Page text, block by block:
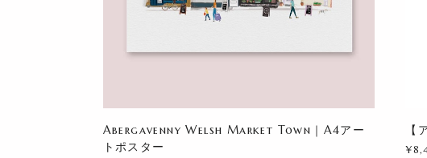
Abergavenny Welsh Market Town｜A4アー
トポスター